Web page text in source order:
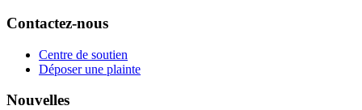
Contactez-nous
Centre de soutien
Déposer une plainte
Nouvelles